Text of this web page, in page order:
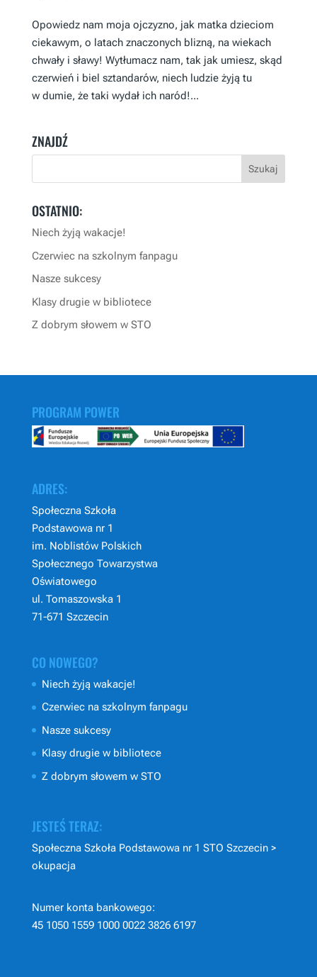
Opowiedz nam moja ojczyzno, jak matka dzieciom
ciekawym, o latach znaczonych blizną, na wiekach
chwały i sławy! Wytłumacz nam, tak jak umiesz, skąd
czerwień i biel sztandarów, niech ludzie żyją tu
w dumie, że taki wydał ich naród!...
ZNAJDŹ
OSTATNIO:
Niech żyją wakacje!
Czerwiec na szkolnym fanpagu
Nasze sukcesy
Klasy drugie w bibliotece
Z dobrym słowem w STO
PROGRAM POWER
ADRES:
Społeczna Szkoła
Podstawowa nr 1
im. Noblistów Polskich
Społecznego Towarzystwa
Oświatowego
ul. Tomaszowska 1
71-671 Szczecin
CO NOWEGO?
Niech żyją wakacje!
Czerwiec na szkolnym fanpagu
Nasze sukcesy
Klasy drugie w bibliotece
Z dobrym słowem w STO
JESTEŚ TERAZ:
Społeczna Szkoła Podstawowa nr 1 STO Szczecin>
okupacja
Numer konta bankowego:
45 1050 1559 1000 0022 3826 6197